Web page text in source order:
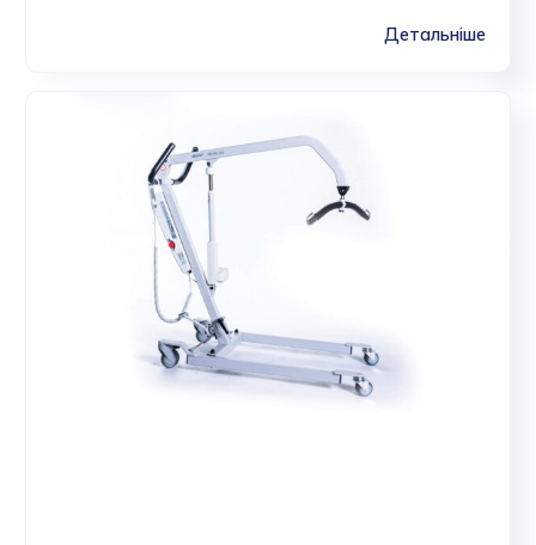
Детальніше